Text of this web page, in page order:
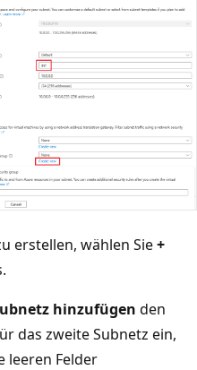
erstellen, wählen Sie+
hinzufügen den
das zweite Subnetz ein,
leeren Felder